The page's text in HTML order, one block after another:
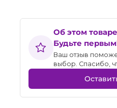
Об этом
Будьте
Ваш отзыв
выбор. Спасибо,